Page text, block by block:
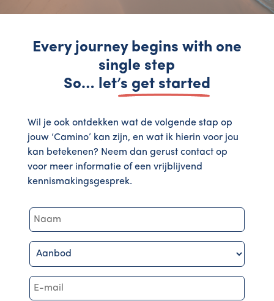
Every journey begins with one
single step
So… let’s get started
Wil je ook ontdekken wat de volgende stap op
jouw ‘Camino’ kan zijn, en wat ik hierin voor jou
kan betekenen? Neem dan gerust contact op
voor meer informatie of een vrijblijvend
kennismakingsgesprek.